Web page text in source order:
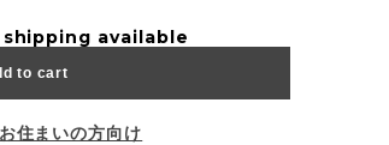
available
to cart
住まいの方向け